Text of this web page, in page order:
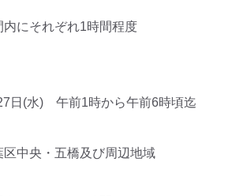
にそれぞれ1時間程度
日(水) 午前1時から午前6時頃迄
中央・五橋及び周辺地域